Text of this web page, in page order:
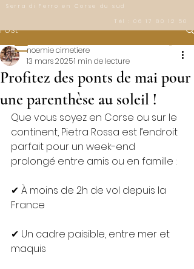
Serra di Ferro en Corse du sud
Tél :06 17 80 12 50
Post
Profitez des ponts de mai pour
une parenthèse au soleil !
noemie cimetiere
13 mars 20251 min de lecture
Que vous soyez en Corse ou sur le
continent, Pietra Rossa est l’endroit
parfait pour un week-end
prolongé entre amis ou en famille :
✔ À moins de 2h de vol depuis la
France
✔ Un cadre paisible, entre mer et
maquis